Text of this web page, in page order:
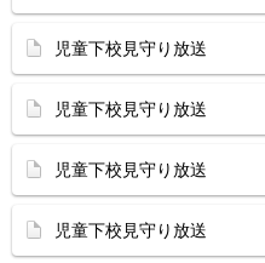
児童下校見守り放送
児童下校見守り放送
児童下校見守り放送
児童下校見守り放送